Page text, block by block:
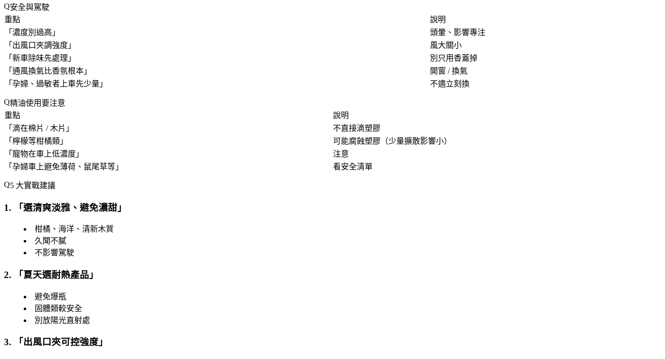
安全與駕駛
重點
說明
「 濃度別過高 」
頭暈、影響專注
「 出風口夾調強度 」
風大關小
「 新車除味先處理 」
別只用香蓋掉
「 通風換氣比香氛根本 」
開窗 / 換氣
「 孕婦、過敏者上車先少量 」 不適立刻換
精油使用要注意
重點
說明
「 滴在棉片 / 木片 」
不直接滴塑膠
「 檸檬等柑橘類 」
可能腐蝕塑膠（少量擴散影響小）
「 寵物在車上低濃度 」
注意
「 孕婦車上避免薄荷、鼠尾草等 」 看安全清單
5 大實戰建議
1. 「選清爽淡雅、避免濃甜 」
柑橘、海洋、清新木質
久聞不膩
不影響駕駛
2. 「 夏天選耐熱產品 」
避免爆瓶
固體類較安全
別放陽光直射處
3. 「 出風口夾可控強度 」